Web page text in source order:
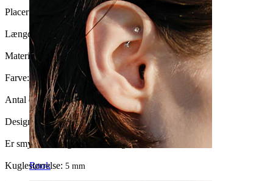
Rook
Placering:
Længde:
Materiale: Kirurgisk stål
Farve:Blank
Antal enheder:1
Design: Slange
Er smykket belagt?: Ja, vedhænget
Kuglestørrelse: 5 mm